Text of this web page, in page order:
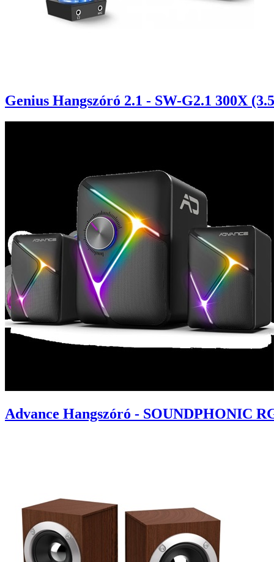
Genius Hangszóró 2.1 - SW-G2.1 300X
Advance Hangszóró - SOUNDPHONIC